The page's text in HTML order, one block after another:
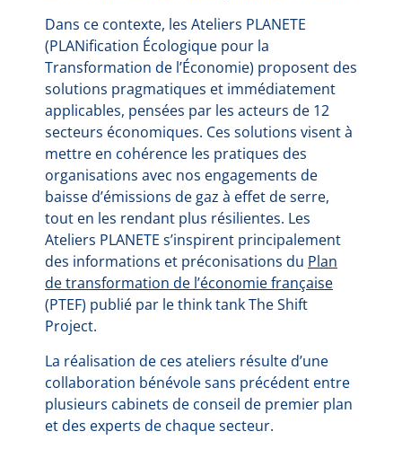
Dans ce contexte, les Ateliers PLANETE
(PLANification Écologique pour la
Transformation de l’Économie) proposent des
solutions pragmatiques et immédiatement
applicables, pensées par les acteurs de 12
secteurs économiques. Ces solutions visent à
mettre en cohérence les pratiques des
organisations avec nos engagements de
baisse d’émissions de gaz à effet de serre,
tout en les rendant plus résilientes. Les
Ateliers PLANETE s’inspirent principalement
des informations et préconisations du Plan
de transformation de l’économie française
(PTEF) publié par le think tank The Shift
Project.
La réalisation de ces ateliers résulte d’une
collaboration bénévole sans précédent entre
plusieurs cabinets de conseil de premier plan
et des experts de chaque secteur.